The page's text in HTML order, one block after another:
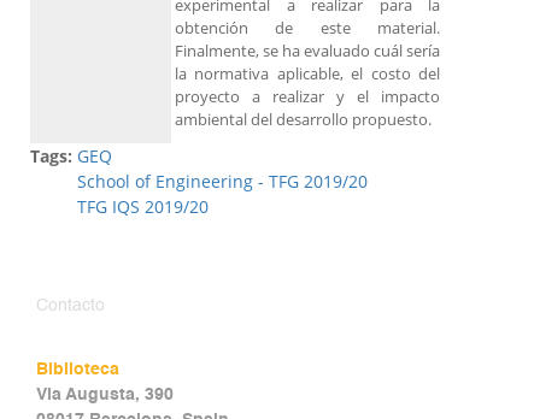
experimental a realizar para la
obtención de este material.
Finalmente, se ha evaluado cuál sería
la normativa aplicable, el costo del
proyecto a realizar y el impacto
ambiental del desarrollo propuesto.
Tags: GEQ
School of Engineering - TFG 2019/20
TFG IQS 2019/20
Contacto
Biblioteca
Via Augusta, 390